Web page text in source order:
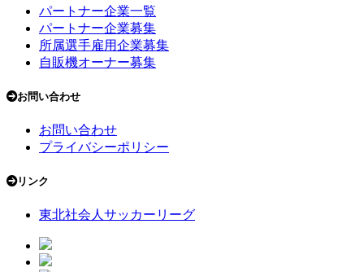
パートナー企業一覧
パートナー企業募集
所属選手雇用企業募集
自販機オーナー募集
お問い合わせ
お問い合わせ
プライバシーポリシー
リンク
東北社会人サッカーリーグ